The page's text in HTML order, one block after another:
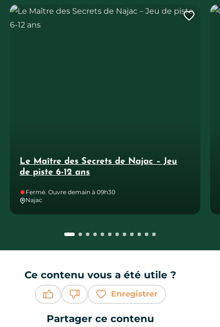
Le Maître des Secrets de Najac – Jeu
de piste 6-12 ans
Fermé. Ouvre demain à 09h30
Najac
Le Maître des Secrets de Najac – Jeu de piste 6-12 ans
Ce contenu vous a été utile ?
Enregistrer
Partager ce contenu